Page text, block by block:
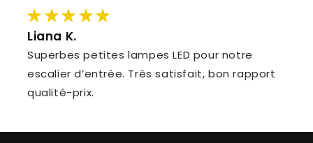
Liana K.
Superbes petites lampes LED pour notre
escalier d’entrée. Très satisfait, bon rapport
qualité-prix.